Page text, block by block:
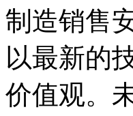
制造销售
以最新的
价值观。